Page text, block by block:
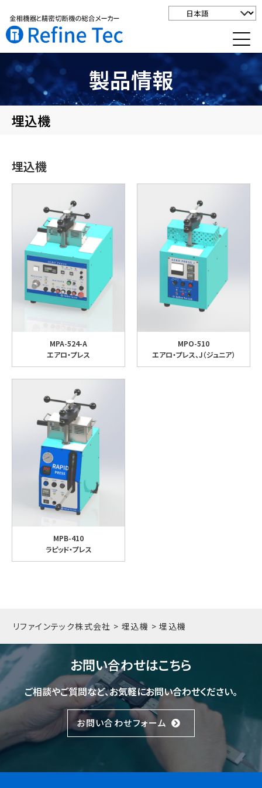
製品情報
埋込機
埋込機
MPA-524-A
エアロ・プレス
MPO-510
エアロ・プレス、J（ジュニア）
MPB-410
ラピッド・プレス
リファインテック株式会社 >埋込機 >埋込機
お問い合わせはこちら
ご相談やご質問など、お気軽にお問い合わせください。
お問い合わせフォーム